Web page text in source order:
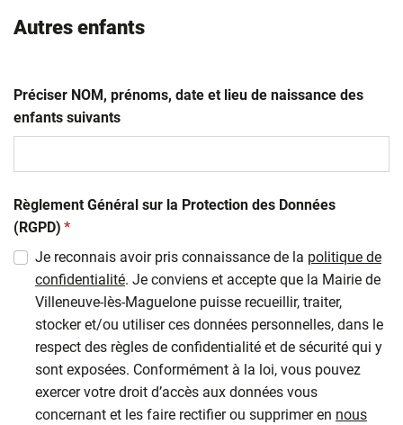
Autres enfants
Préciser NOM, prénoms, date et lieu de naissance des
enfants suivants
Règlement Général sur la Protection des Données
(RGPD) (obligatoire)
*
Je reconnais avoir pris connaissance de la politique de
confidentialité. Je conviens et accepte que la Mairie de
Villeneuve-lès-Maguelone puisse recueillir, traiter,
stocker et/ou utiliser ces données personnelles, dans le
respect des règles de confidentialité et de sécurité qui y
sont exposées. Conformément à la loi, vous pouvez
exercer votre droit d’accès aux données vous
concernant et les faire rectifier ou supprimer en nous